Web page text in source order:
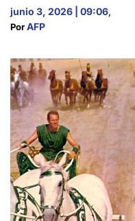
junio 3, 2026 | 09:06,
Por AFP